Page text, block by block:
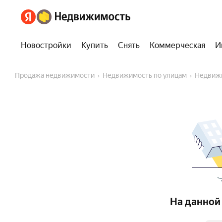
Новостройки Купить Снять Коммерческая
Продажа недвижимости Недвижимость по улицам
На